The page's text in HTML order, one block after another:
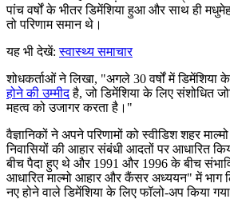
पांच वर्षों के भीतर डिमेंशिया हुआ और साथ ही मधुमेह
तो परिणाम समान थे।
यह भी देखें: स्वास्थ्य समाचार
शोधकर्ताओं ने लिखा, "अगले 30 वर्षों में डिमेंशिया
होने की उम्मीदहै, जो डिमेंशिया के लिए संशोधित
महत्व को उजागर करता है।"
वैज्ञानिकों ने अपने परिणामों को स्वीडिश शहर
निवासियों की आहार संबंधी आदतों पर आधारित
बीच पैदा हुए थे और 1991 और 1996 के बीच
आधारित माल्मो आहार और कैंसर अध्ययन" में भाग
नए होने वाले डिमेंशिया के लिए फॉलो-अप किया